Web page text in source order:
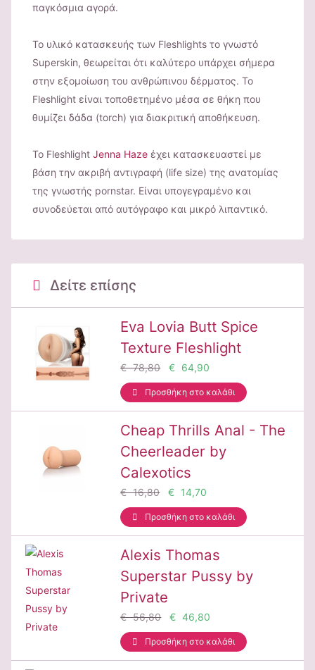
παγκόσμια αγορά.
Το υλικό κατασκευής των Fleshlights το γνωστό
Superskin, θεωρείται ότι καλύτερο υπάρχει σήμερα
στην εξομοίωση του ανθρώπινου δέρματος. Το
Fleshlight είναι τοποθετημένο μέσα σε θήκη που
θυμίζει δάδα (torch) για διακριτική αποθήκευση.
Το Fleshlight Jenna Haze έχει κατασκευαστεί με
βάση την ακριβή αντιγραφή (life size) της ανατομίας
της γνωστής pornstar. Είναι υπογεγραμένο και
συνοδεύεται από αυτόγραφο και μικρό λιπαντικό.
Δείτε επίσης
Eva Lovia Butt Spice
Texture Fleshlight
€ 78,80 € 64,90
Προσθήκη στο καλάθι
Cheap Thrills Anal - The
Cheerleader by
Calexotics
€ 16,80 € 14,70
Προσθήκη στο καλάθι
Alexis Thomas
Superstar Pussy by
Private
€ 56,80 € 46,80
Προσθήκη στο καλάθι